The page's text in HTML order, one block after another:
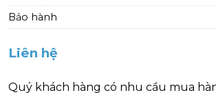
Bảo hành
Liên hệ
Quý khách hàng có nhu cầu mua